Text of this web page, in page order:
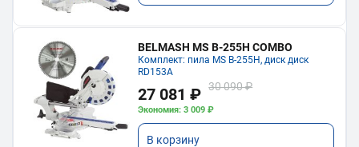
BELMASH MS B-255H COMBO
Комплект: пила MS B-255H, диск диск
RD153A
27 081 ₽ 30 090 ₽
Экономия: 3 009 ₽
В корзину